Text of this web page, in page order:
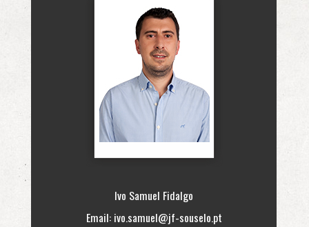
Ivo Samuel Fidalgo
Email: ivo.samuel@jf-souselo.pt